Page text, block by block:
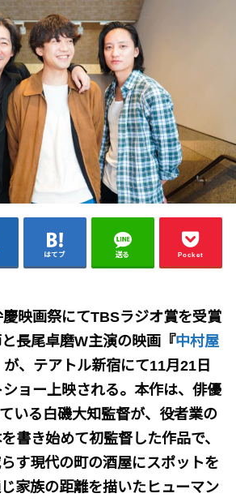
はてブ 送る Pocket
映画祭にてTBSラジオ賞を受賞
長尾卓磨W主演の映画『中村屋
が、テアトル新宿にて11月21日
ョー上映される。本作は、俳優
いる白磯大知監督が、役者業の
書き始めて初監督した作品で、
す現代の町の酒屋にスポットを
家族の距離を描いたヒューマン